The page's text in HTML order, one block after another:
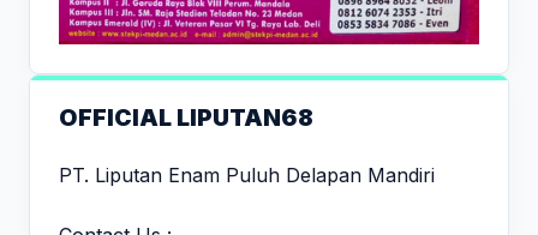
OFFICIAL LIPUTAN68
PT. Liputan Enam Puluh Delapan Mandiri